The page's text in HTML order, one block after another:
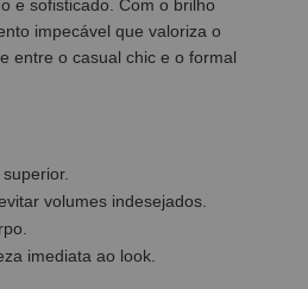
e sofisticado. Com o brilho
impecável que valoriza o
entre o casual chic e o formal
volumes indesejados.
imediata ao look.